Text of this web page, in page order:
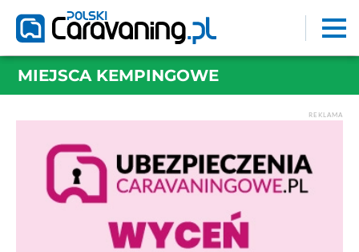
MIEJSCA KEMPINGOWE
REKLAMA